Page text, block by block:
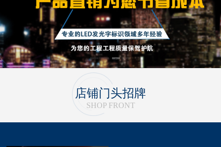
1 2 3 4
店铺门头招牌
SHOP FRONT